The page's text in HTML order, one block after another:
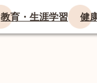
教育・生涯学習 健